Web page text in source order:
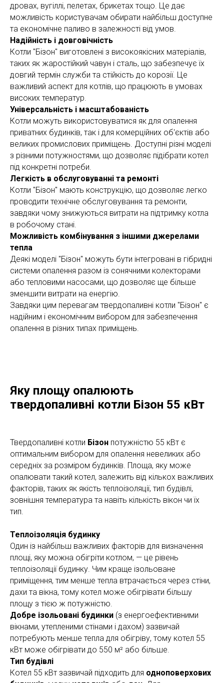
дровах, вугіллі, пелетах, брикетах тощо. Це дає
можливість користувачам обирати найбільш доступне
та економічне паливо в залежності від умов.
Надійність і довговічність
Котли "Бізон" виготовлені з високоякісних матеріалів,
таких як жаростійкий чавун і сталь, що забезпечує їх
довгий термін служби та стійкість до корозії. Це
важливий аспект для котлів, що працюють в умовах
високих температур.
Універсальність і масштабованість
Котли можуть використовуватися як для опалення
приватних будинків, так і для комерційних об'єктів або
великих промислових приміщень. Доступні різні моделі
з різними потужностями, що дозволяє підібрати котел
під конкретні потреби.
Легкість в обслуговуванні та ремонті
Котли "Бізон" мають конструкцію, що дозволяє легко
проводити технічне обслуговування та ремонти,
завдяки чому знижуються витрати на підтримку котла
в робочому стані.
Можливість комбінування з іншими джерелами
тепла
Деякі моделі "Бізон" можуть бути інтегровані в гібридні
системи опалення разом із сонячними колекторами
або тепловими насосами, що дозволяє ще більше
зменшити витрати на енергію.
Завдяки цим перевагам твердопаливні котли "Бізон" є
надійним і економічним вибором для забезпечення
опалення в різних типах приміщень.
Яку площу опалюють
твердопаливні котли Бізон 55 кВт
Твердопаливні котли Бізон потужністю 55 кВт є
оптимальним вибором для опалення невеликих або
середніх за розміром будинків. Площа, яку може
опалювати такий котел, залежить від кількох важливих
факторів, таких як якість теплоізоляції, тип будівлі,
зовнішня температура та навіть кількість вікон чи їх
тип.
Теплоізоляція будинку
Один із найбільш важливих факторів для визначення
площі, яку можна обігріти котлом, — це рівень
теплоізоляції будинку. Чим краще ізольоване
приміщення, тим менше тепла втрачається через стіни,
дахи та вікна, тому котел може обігрівати більшу
площу з тією ж потужністю.
Добре ізольовані будинки (з енергоефективними
вікнами, утепленими стінами і дахом) зазвичай
потребують менше тепла для обігріву, тому котел 55
кВт може обігрівати до 550 м² або більше.
Тип будівлі
Котел 55 кВт зазвичай підходить для одноповерхових